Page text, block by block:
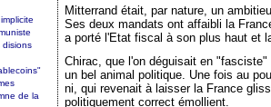
Mitterrand était, par nature, un
Ses deux mandats ont affaibli la
a porté l'Etat fiscal à son plus haut et
Chirac, que l'on déguisait en
un bel animal politique. Une fois au
ni, qui revenait à laisser la France
politiquement correct émollient.
disions
de la